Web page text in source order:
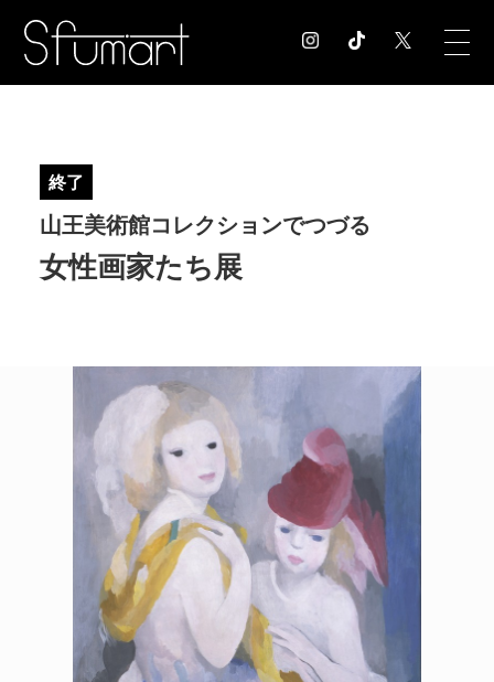
EXHIBITION 展覧会情報
MUSEUM
CONTACT
POLICY COMPANY
終了
山王美術館コレクションでつづる
女性画家たち展